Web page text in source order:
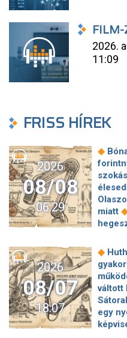
2026.
11:09
FRISS HÍREK
2026
08/08
06:29
◆
miatt
tesz a
el a 6
2026
08/07
18:07
◆
váltott
egy